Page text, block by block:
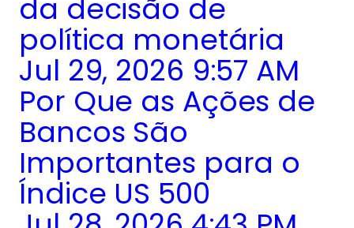
da decisão de
política monetária
Jul 29, 2026 9:57 AM
Por Que as Ações de
Bancos São
Importantes para o
Índice US 500